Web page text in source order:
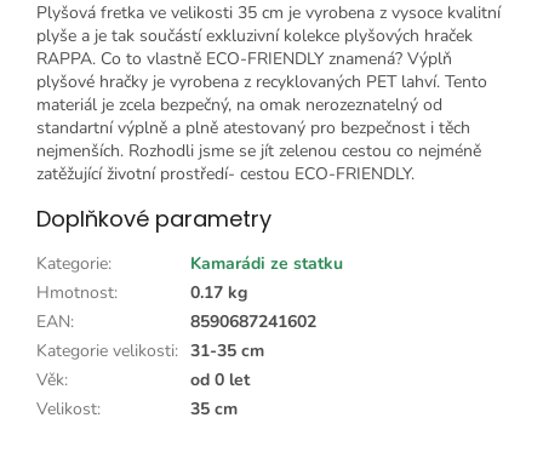
Plyšová fretka ve velikosti 35 cm je vyrobena z vysoce kvalitní
plyše a je tak součástí exkluzivní kolekce plyšových hraček
RAPPA. Co to vlastně ECO-FRIENDLY znamená? Výplň
plyšové hračky je vyrobena z recyklovaných PET lahví. Tento
materiál je zcela bezpečný, na omak nerozeznatelný od
standartní výplně a plně atestovaný pro bezpečnost i těch
nejmenších. Rozhodli jsme se jít zelenou cestou co nejméně
zatěžující životní prostředí- cestou ECO-FRIENDLY.
Doplňkové parametry
Kategorie:
Kamarádi ze statku
Hmotnost:
0.17 kg
EAN:
8590687241602
Kategorie velikosti: 31-35 cm
Věk:
od 0 let
Velikost: 35 cm